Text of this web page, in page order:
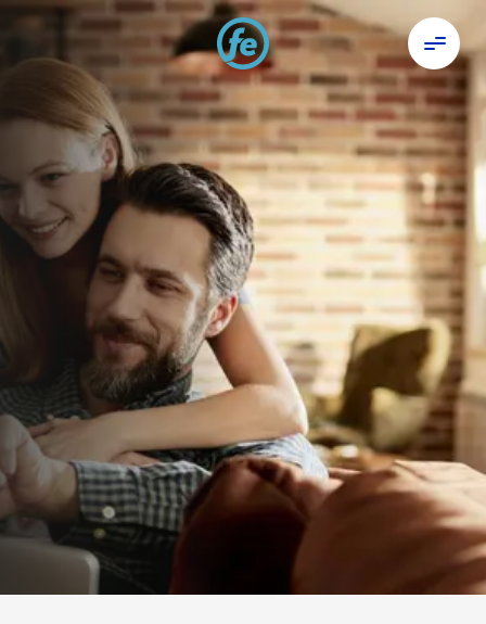
Väikelaen
Väikelaen mobiilist kuni 5000 €.
Lihtne ja kiire taotlemine täielikult
interneti teel
30 esimest päeva on intress 0%
Intress alates 2%! Fikseeritud
intressimäär erinevate laenusummade ja
tähtaegade puhul võib varieeruda,
näiteks 2000 € laenu puhul 12 kuuks on
fikseeritud aastaintress 41,20%.